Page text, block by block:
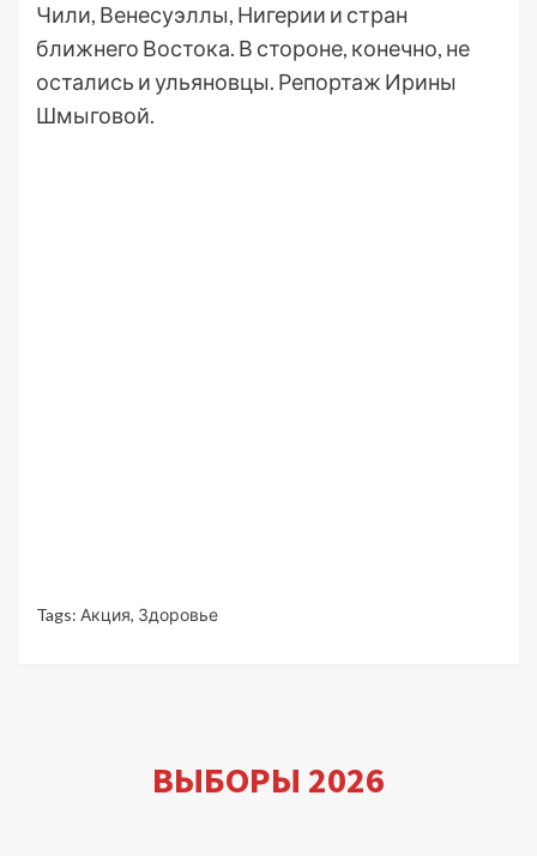
Чили, Венесуэллы, Нигерии и стран
ближнего Востока. В стороне, конечно, не
остались и ульяновцы. Репортаж Ирины
Шмыговой.
Tags: Акция, Здоровье
ВЫБОРЫ 2026